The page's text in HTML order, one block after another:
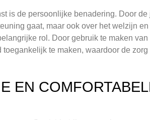
is de persoonlijke benadering. Door
gaat, maar ook over het welzijn
rol. Door gebruik te maken
te maken, waardoor de
EN